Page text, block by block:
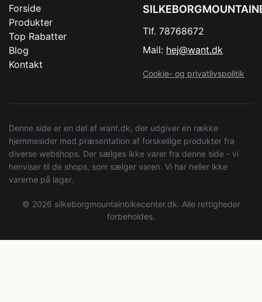
Forside
Produkter
Top Rabatter
Blog
Kontakt
Tlf. 78768672
Mail: hej@want.dk
Cookie- og privatlivspolitik
Denne side er en del af want.dk, der udgiver en række
hjemmesider med præsentation af forskellige produkter fra
diverse webshops. Der sælges ikke varer fra denne side - vi
henviser til de shops, som sælger varen. Vi har heller ikke
varerne på lager.
© 2026 silkeborgmountainbikecenter.dk. Alle rettigheder
forbeholdes.